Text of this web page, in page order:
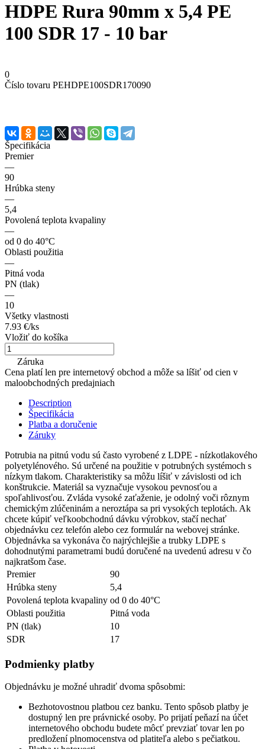
HDPE Rura 90mm x 5,4 PE
100 SDR 17 - 10 bar
0
Číslo tovaru PEHDPE100SDR170090
Špecifikácia
Premier
—
90
Hrúbka steny
—
5,4
Povolená teplota kvapaliny
—
od 0 do 40°С
Oblasti použitia
—
Pitná voda
PN (tlak)
—
10
Všetky vlastnosti
7.93 €/ks
Vložiť do košíka
Záruka
Cena platí len pre internetový obchod a môže sa líšiť od cien v
maloobchodných predajniach
Description
Špecifikácia
Platba a doručenie
Záruky
Potrubia na pitnú vodu sú často vyrobené z LDPE - nízkotlakového
polyetylénového. Sú určené na použitie v potrubných systémoch s
nízkym tlakom. Charakteristiky sa môžu líšiť v závislosti od ich
konštrukcie. Materiál sa vyznačuje vysokou pevnosťou a
spoľahlivosťou. Zvláda vysoké zaťaženie, je odolný voči rôznym
chemickým zlúčeninám a neroztápa sa pri vysokých teplotách. Ak
chcete kúpiť veľkoobchodnú dávku výrobkov, stačí nechať
objednávku cez telefón alebo cez formulár na webovej stránke.
Objednávka sa vykonáva čo najrýchlejšie a trubky LDPE s
dohodnutými parametrami budú doručené na uvedenú adresu v čo
najkratšom čase.
Premier
90
Hrúbka steny
5,4
Povolená teplota kvapaliny od 0 do 40°С
Oblasti použitia
Pitná voda
PN (tlak)
10
SDR
17
Podmienky platby
Objednávku je možné uhradiť dvoma spôsobmi:
Bezhotovostnou platbou cez banku. Tento spôsob platby je
dostupný len pre právnické osoby. Po prijatí peňazí na účet
internetového obchodu budete môcť prevziať tovar len po
predložení plnomocenstva od platiteľa alebo s pečiatkou.